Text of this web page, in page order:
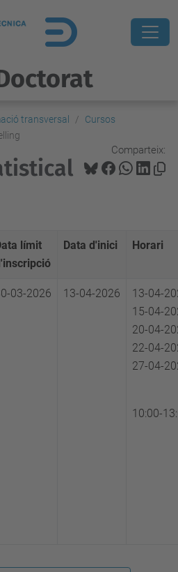
transversal
Cursos
Comparteix:
límit
Data d'inici Horari
03-2026 13-04-2026
13-04-
15-04-
20-04-
22-04-
27-04-
10:00-